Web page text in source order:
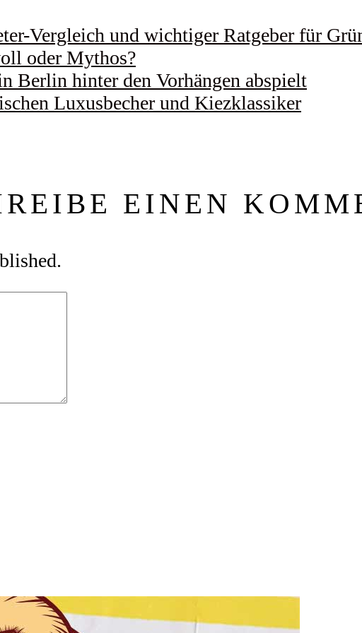
Vergleich und wichtiger Ratgeber für
oder Mythos?
Berlin hinter den Vorhängen abspielt
Luxusbecher und Kiezklassiker
EINEN